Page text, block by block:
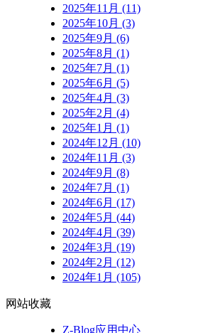
2025年11月 (11)
2025年10月 (3)
2025年9月 (6)
2025年8月 (1)
2025年7月 (1)
2025年6月 (5)
2025年4月 (3)
2025年2月 (4)
2025年1月 (1)
2024年12月 (10)
2024年11月 (3)
2024年9月 (8)
2024年7月 (1)
2024年6月 (17)
2024年5月 (44)
2024年4月 (39)
2024年3月 (19)
2024年2月 (12)
2024年1月 (105)
网站收藏
Z-Blog应用中心